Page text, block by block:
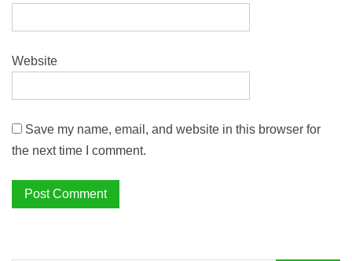
Website
Save my name, email, and website in this browser for
the next time I comment.